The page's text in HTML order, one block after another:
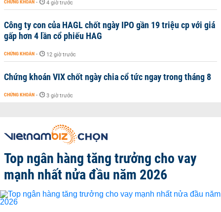
CHỨNG KHOÁN - 4 giờ trước
Công ty con của HAGL chốt ngày IPO gần 19 triệu cp với giá
gấp hơn 4 lần cổ phiếu HAG
CHỨNG KHOÁN - 12 giờ trước
Chứng khoán VIX chốt ngày chia cổ tức ngay trong tháng 8
CHỨNG KHOÁN - 3 giờ trước
Top ngân hàng tăng trưởng cho vay
mạnh nhất nửa đầu năm 2026